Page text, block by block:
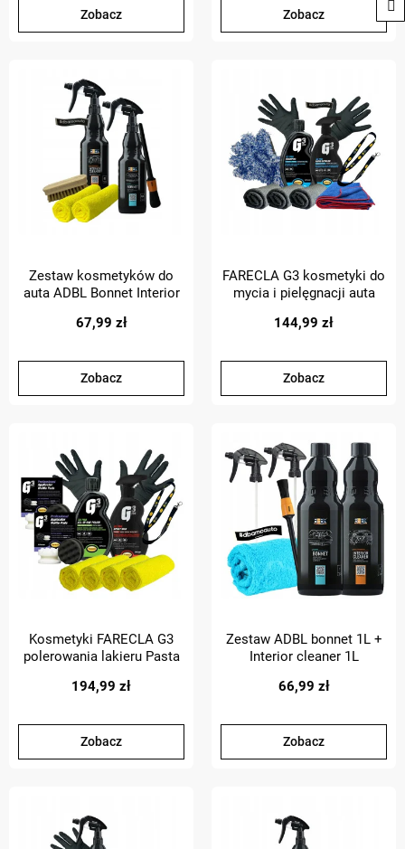
Zobacz Zobacz
Zestaw kosmetyków do
auta ADBL Bonnet Interior
67,99 zł
Zobacz
FARECLA G3 kosmetyki do
mycia i pielęgnacji auta
144,99 zł
Zobacz
Kosmetyki FARECLA G3
polerowania lakieru Pasta
samochodowy
194,99 zł
Zobacz
Zestaw ADBL bonnet 1L +
Interior cleaner 1L
66,99 zł
Zobacz